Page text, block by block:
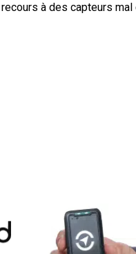
à des capteurs